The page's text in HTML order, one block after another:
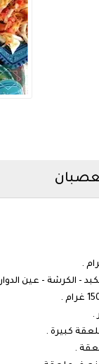
- الكرشة - عين
كبيرة .
.